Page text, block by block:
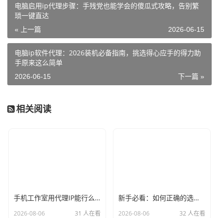
电脑启用ip代理步骤：手残党也能学会的傻瓜式攻略，告别繁
琐一键直达
« 上一篇 2026-06-15
电脑ip软件代理：2026装机必备指南，挑选得心应手的得力助
手原来这么简单
下一篇 »
2026-06-15
相关阅读
手机工作室用代理IP能行么？过来人的经验告诉你答案
2026-08-06 31 人在看
新手必看：如何正确的选择代理ip软件，别再交智商税了
2026-08-06 32 人在看